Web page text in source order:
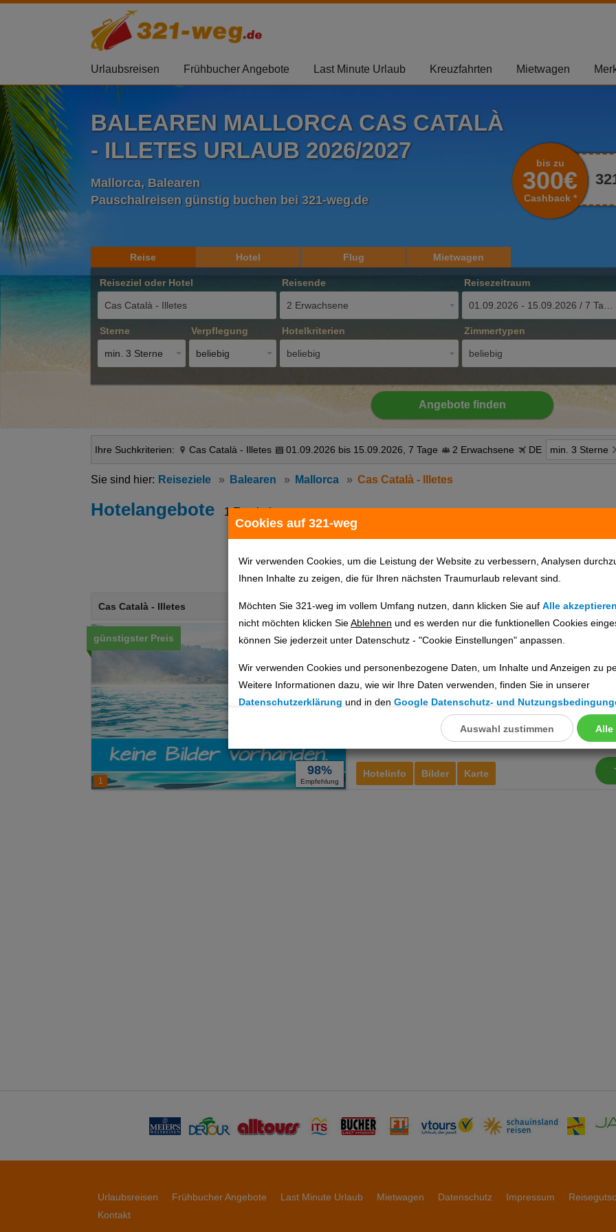
Cookies auf 321-weg
Wir verwenden Cookies, um die Leistung der Website zu verbessern, Analysen
Ihnen Inhalte zu zeigen, die für Ihren nächsten Traumurlaub relevant sind.
Möchten Sie 321-weg im vollem Umfang nutzen, dann klicken Sie auf Alle akzeptieren
nicht möchten klicken SieAblehnen und es werden nur die funktionellen Cookies
können Sie jederzeit unter Datenschutz - "Cookie Einstellungen" anpassen.
Wir verwenden Cookies und personenbezogene Daten, um Inhalte und Anzeigen zu
Weitere Informationen dazu, wie wir Ihre Daten verwenden, finden Sie in unserer
Datenschutzerklärung und in den Google Datenschutz- und
Technische Cookies
Analyse
Alle
Auswahl zustimmen
Urlaubsreisen Frühbucher Angebote Last Minute Urlaub Kreuzfahrten Mietwagen
BALEAREN MALLORCA CAS CATALÀ
- ILLETES URLAUB 2026/2027
Mallorca, Balearen
Pauschalreisen günstig buchen bei 321-weg.de
bis zu
300€
Cashback *
Reise Hotel Flug Mietwagen
Reiseziel oder Hotel Reisende
2 Erwachsene
Reisezeitraum
01.09.2026 - 15.09.2026 / 7 Tage
Sterne
min. 3 Sterne
Verpflegung
beliebig
Hotelkriterien
beliebig
Zimmertypen
beliebig
Angebote finden
Ihre Suchkriterien: Cas Català - Illetes 01.09.2026 bis 15.09.2026, 7 Tage 2 Erwachsene DE min. 3 Sterne
Reiseziele Balearen Mallorca Cas Català - Illetes
Hotelangebote 1 Ergebnisse
Hotels auf Karte anzeigen
Cas Català - Illetes günstigster Preis Hotelname Hotelort Sterne
1
günstigster Preis
98%
Empfehlung
Hotelinfo Bilder Karte
Hospes Maricel & Spa
Ort: Cas Català - Illetes
Mallorca, Balearen
Urlaubsreisen Frühbucher Angebote Last Minute Urlaub Mietwagen Datenschutz Impressum
Kontakt